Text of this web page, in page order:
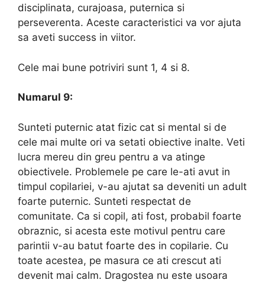
disciplinata, curajoasa, puternica si
perseverenta. Aceste caracteristici va vor ajuta
sa aveti success in viitor.
Cele mai bune potriviri sunt 1, 4 si 8.
Numarul 9:
Sunteti puternic atat fizic cat si mental si de
cele mai multe ori va setati obiective inalte. Veti
lucra mereu din greu pentru a va atinge
obiectivele. Problemele pe care le-ati avut in
timpul copilariei, v-au ajutat sa deveniti un adult
foarte puternic. Sunteti respectat de
comunitate. Ca si copil, ati fost, probabil foarte
obraznic, si acesta este motivul pentru care
parintii v-au batut foarte des in copilarie. Cu
toate acestea, pe masura ce ati crescut ati
devenit mai calm. Dragostea nu este usoara